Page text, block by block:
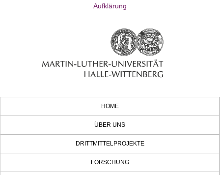
Aufklärung
HOME
ÜBER UNS
DRITTMITTELPROJEKTE
FORSCHUNG